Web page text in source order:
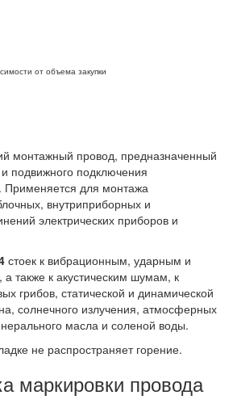
от объема закупки
монтажный провод, предназначенный
подвижного подключения
Применяется для монтажа
внутриприборных и
электрических приборов и
стоек к вибрационным, ударным и
также к акустическим шумам, к
грибов, статической и динамической
солнечного излучения, атмосферных
масла и соленой воды.
не распространяет горение.
маркировки провода